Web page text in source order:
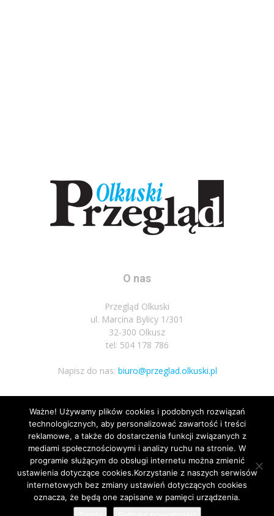
O nas
Przegląd Olkuski
ul. Marcina Bylicy 1/301
32-300 Olkusz
tel: 504 178 786
Napisz do nas: biuro@przeglad.olkuski.pl
Podążaj za nami
Nota prawna Polityka prywatnosci Kariera Regulamin
Ważne! Używamy plików cookies i podobnych rozwiązań
technologicznych, aby personalizować zawartość i treści
reklamowe, a także do dostarczenia funkcji związanych z
mediami społecznościowymi i analizy ruchu na stronie. W
programie służącym do obsługi internetu można zmienić
ustawienia dotyczące cookies.Korzystanie z naszych serwisów
internetowych bez zmiany ustawień dotyczących cookies
oznacza, że będą one zapisane w pamięci urządzenia.